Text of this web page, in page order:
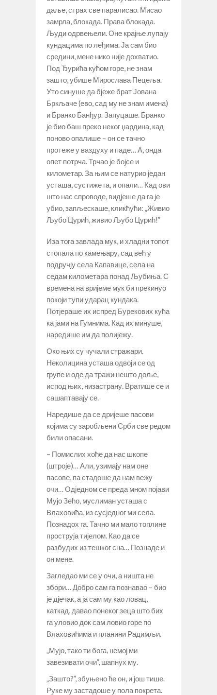
даље, страх све паралисао. Мисао
замрла, блокада. Права блокада.
Људи одрвењели. Оне крајње лупају
кундацима по леђима. Ја сам био
средини, мене нико није дохватио.
Под Ђурића кућом горе, не знам
зашто, убише Мирослава Пецеља.
Уто синуше да бјеже брат Јована
Бркљаче (ево, сад му не знам имена)
и Бранко Банђур. Запуцаше. Бранко
је био баш преко неког џардина, кад
поново опалише – он се тачно
протеже у ваздуху и паде… А, онда
опет потрча. Трчао је бојсе и
километар. За њим се натурио један
усташа, сустиже га, и опали… Кад ови
што нас спроводе, видјеше да га је
убио, запљескаше, кликћући: „Живио
Љубо Цурић, живио Љубо Цурић!”
Иза тога завлада мук, и хладни топот
стопала по камењару, сад већ у
подручју села Капавице, села на
седам километара понад Љубиња. С
времена на вријеме мук би прекинуо
покоји тупи ударац кундака.
Потјераше их испред Бурекових кућа
ка јами на Гумнима. Кад их минуше,
наредише им да полијежу.
Око њих су чучали стражари.
Неколицина усташа одвоји се од
групе и оде да тражи нешто доље,
испод њих, низастрану. Вратише се и
сашаптавају се.
Наредише да се дријеше пасови
којима су заробљени Срби све редом
били опасани.
– Помислих хоће да нас шкопе
(штроје)… Али, узимају нам оне
пасове, па стадоше да нам вежу
очи… Одједном се преда мном појави
Мујо Зећо, муслиман усташа с
Влаховића, из сусједног ми села.
Познадох га. Тачно ми мало топлине
проструја тијелом. Као да се
разбудих из тешког сна… Познаде и
он мене.
Загледао ми се у очи, а ништа не
збори… Добро сам га познавао – био
је дјечак, а ја сам му као ловац,
каткад, давао понеког зеца што бих
га уловио док сам ловио горе по
Влаховићима и планини Радимљи.
„Мујо, тако ти бога, немој ми
завезивати очи”, шапнух му.
„Зашто?”, збуњено ће он, и још тише.
Руке му застадоше у пола покрета.